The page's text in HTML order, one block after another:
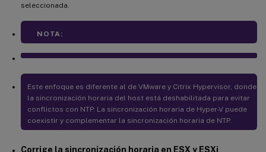
seleccionada.
NOTA:
Este enfoque es diferente al de VMware y Citrix Hypervisor, donde
la sincronización horaria del host está deshabilitada para evitar
conflictos con NTP. La sincronización horaria de Hyper-V puede
coexistir y complementar la sincronización horaria de NTP.
Corrige la sincronización horaria en ESX y ESXi